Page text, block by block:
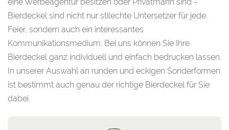
Bierdeckel sind nicht nur stilechte Untersetzer für jede
Feier, sondern auch ein interessantes
Kommunikationsmedium. Bei uns können Sie Ihre
Bierdeckel ganz individuell und einfach bedrucken lassen.
In unserer Auswahl an runden und eckigen Sonderformen
ist bestimmt auch genau der richtige Bierdeckel für Sie
dabei.